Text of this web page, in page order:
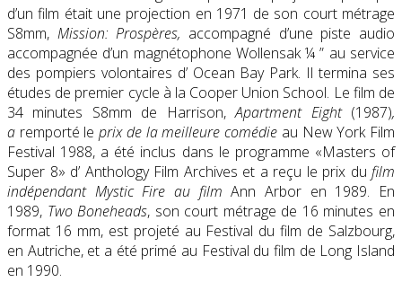
d’un film était une projection en 1971 de son court métrage
S8mm, Mission: Prospères, accompagné d’une piste audio
accompagnée d’un magnétophone Wollensak ¼ ” au service
des pompiers volontaires d’ Ocean Bay Park. Il termina ses
études de premier cycle à la Cooper Union School. Le film de
34 minutes S8mm de Harrison,Apartment Eight(1987),
a remporté leprix de la meilleure comédie au New York Film
Festival 1988, a été inclus dans le programme «Masters of
Super 8» d’ Anthology Film Archives et a reçu le prix du film
indépendant Mystic Fire au filmAnn Arbor en 1989. En
1989, Two Boneheads, son court métrage de 16 minutes en
format 16 mm, est projeté au Festival du film de Salzbourg,
en Autriche, et a été primé au Festival du film de Long Island
en 1990.